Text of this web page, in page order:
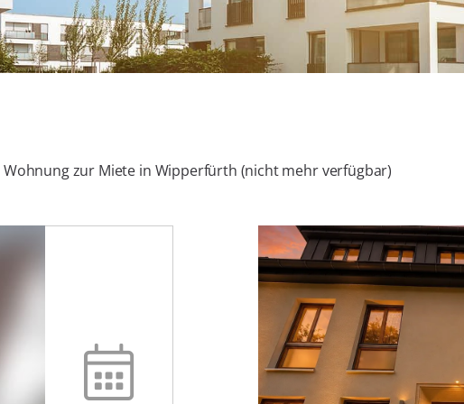
Wohnung zur Miete in Wipperfürth (nicht mehr verfügbar)